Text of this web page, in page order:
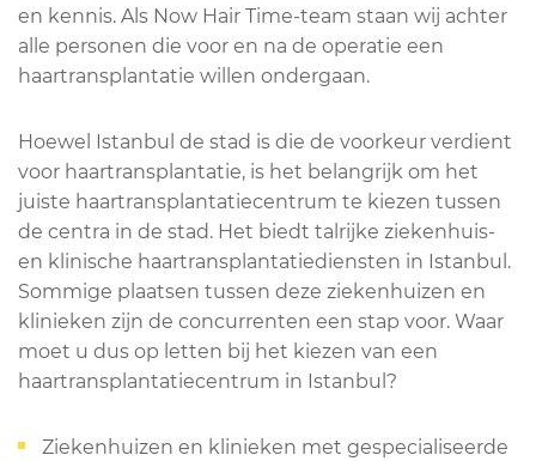
en kennis. Als Now Hair Time-team staan wij achter
alle personen die voor en na de operatie een
haartransplantatie willen ondergaan.
Hoewel Istanbul de stad is die de voorkeur verdient
voor haartransplantatie, is het belangrijk om het
juiste haartransplantatiecentrum te kiezen tussen
de centra in de stad. Het biedt talrijke ziekenhuis-
en klinische haartransplantatiediensten in Istanbul.
Sommige plaatsen tussen deze ziekenhuizen en
klinieken zijn de concurrenten een stap voor. Waar
moet u dus op letten bij het kiezen van een
haartransplantatiecentrum in Istanbul?
Ziekenhuizen en klinieken met gespecialiseerde